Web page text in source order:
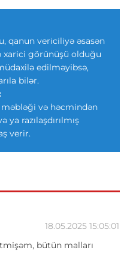
qanun vericiliyə əsasən
xarici görünüşü olduğu
edilməyibsə,
bilər.
məbləği və həcmindən
ya razılaşdırılmış
verir.
18.05.2025 15:05:01
bütün malları